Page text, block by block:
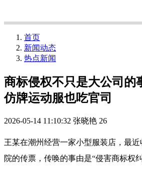
首页
新闻动态
热点新闻
商标侵权不只是大公司的
仿牌运动服也吃官司
2026-05-14 11:10:32 张晓艳 26
王某在潮州经营一家小型服装店，最
院的传票，传唤的事由是“侵害商标权